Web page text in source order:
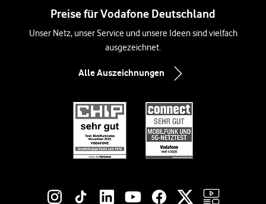
Preise für Vodafone Deutschland
Unser Netz, unser Service und unsere Ideen sind vielfach
ausgezeichnet.
Alle Auszeichnungen
Social-Media-Links